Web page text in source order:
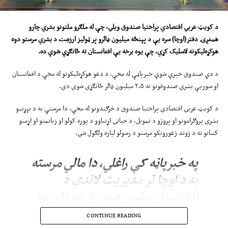
د کویټ عربي اقتصادي پراختیا صندوقویلي، چېلهملګرو ملتونو بشري چارو
همغږۍ دفتر(اوچا) سره یې د پېنځهمیلیون ډالرو پرټولیز ارزښت د بشري مرستو دوه
هوکړه‌لیکونه لاسلیک کړي، چې یوه برخه یې افغانستان ته ځانګړې شوې ده.
د دې صندوق خپرې شوې خبرپاڼې له مخې، د دغو هوکړه‌لیکونو له مخې د افغانستان
او سوریې بشري صندوقونو ته ۲.۵ میلیون ډالر ځانګړي شوي دي.
د کویټ عربي اقتصادي پراختیا صندوق د څرګندونو له مخې، دا مرستې به د بېړنیو
بشري پروګرامونو او پروژو د تمویل، د حیاتي اړتیاوو د پوره کولو او زیانمنو او اړمنو
کسانو ته د ژوند ژغورونکو مرستو د رسولو لپاره ولګول شي.
په خبرپاڼه کې راغلي، دا مالي مرسته
به د اوچا تر مدیریت لاندې د
ورکړي، چې بشري کړکېچونو ته په
CONTINUE READING